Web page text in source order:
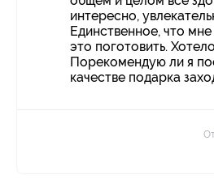
интересно,
Единственное, что
это поготовить.
Порекомендую ли я
качестве подарка